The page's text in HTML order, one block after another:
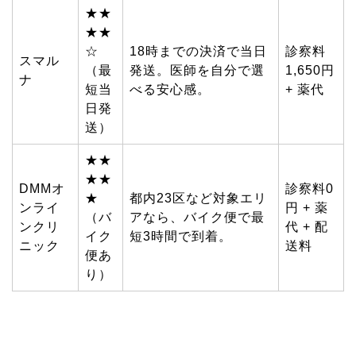
スマル
ナ
★★
★★
☆
（最
短当
日発
送）
18時までの決済で当日
発送。医師を自分で選
べる安心感。
診察料
1,650円
+ 薬代
DMMオ
ンライ
ンクリ
ニック
★★
★★
★
（バ
イク
便あ
り）
都内23区など対象エリ
アなら、バイク便で最
短3時間で到着。
診察料0
円 + 薬
代 + 配
送料